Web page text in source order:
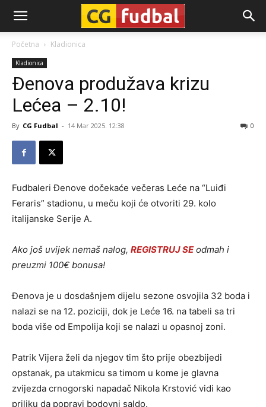
CG-
Fudbal
Početna Kladionica
Kladionica
Đenova produžava krizu
Lećea – 2.10!
By CG Fudbal - 14 Mar 2025. 12:38 0
Fudbaleri Đenove dočekaće večeras Leće na “Luiđi
Feraris” stadionu, u meču koji će otvoriti 29. kolo
italijanske Serije A.
Ako još uvijek nemaš nalog, REGISTRUJ SEodmah i
preuzmi 100€ bonusa!
Đenova je u dosdašnjem dijelu sezone osvojila 32 boda i
nalazi se na 12. poziciji, dok je Leće 16. na tabeli sa tri
boda više od Empolija koji se nalazi u opasnoj zoni.
Patrik Vijera želi da njegov tim što prije obezbijedi
opstanak, pa utakmicu sa timom u kome je glavna
zvijezda crnogorski napadač Nikola Krstović vidi kao
priliku da popravi bodovni saldo.